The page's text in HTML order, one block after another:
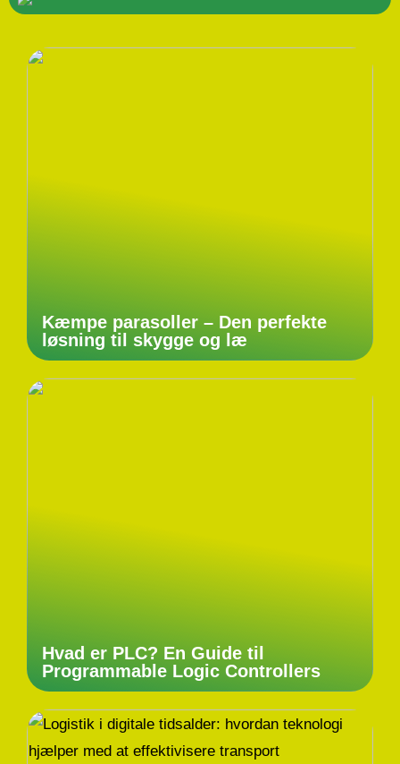
Kæmpe parasoller – Den perfekte
løsning til skygge og læ
Hvad er PLC? En Guide til
Programmable Logic Controllers